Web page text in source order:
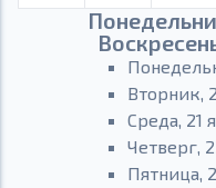
Вторник,
Среда, 21
Четверг,
Пятница,